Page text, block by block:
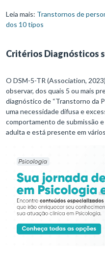
Leia mais: Transtornos de
dos 10 tipos
Critérios Diagnósticos
O DSM-5-TR (Association,
observar, dos quais 5 ou mais
diagnóstico de “Transtorno da
uma necessidade difusa e
comportamento de submissão
adulta e está presente em